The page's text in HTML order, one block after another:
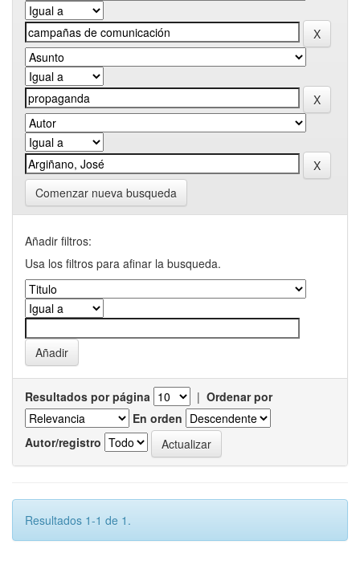
Comenzar nueva busqueda
Añadir filtros:
Usa los filtros para afinar la busqueda.
Resultados por página | Ordenar por
En orden
Autor/registro
Resultados 1-1 de 1.